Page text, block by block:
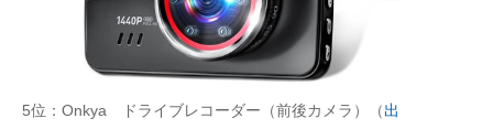
5位：Onkya ドライブレコーダー（前後カメラ）（出